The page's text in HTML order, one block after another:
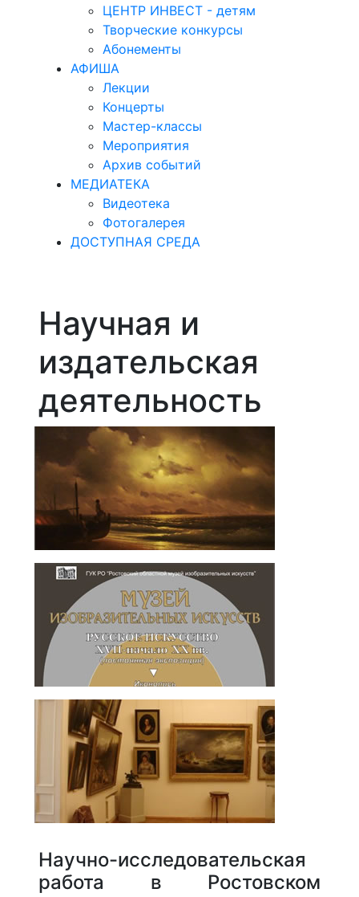
ЦЕНТР ИНВЕСТ - детям
Творческие конкурсы
Абонементы
АФИША
Лекции
Концерты
Мастер-классы
Мероприятия
Архив событий
МЕДИАТЕКА
Видеотека
Фотогалерея
ДОСТУПНАЯ СРЕДА
Научная и
издательская
деятельность
Научно-исследовательская
работа в Ростовском